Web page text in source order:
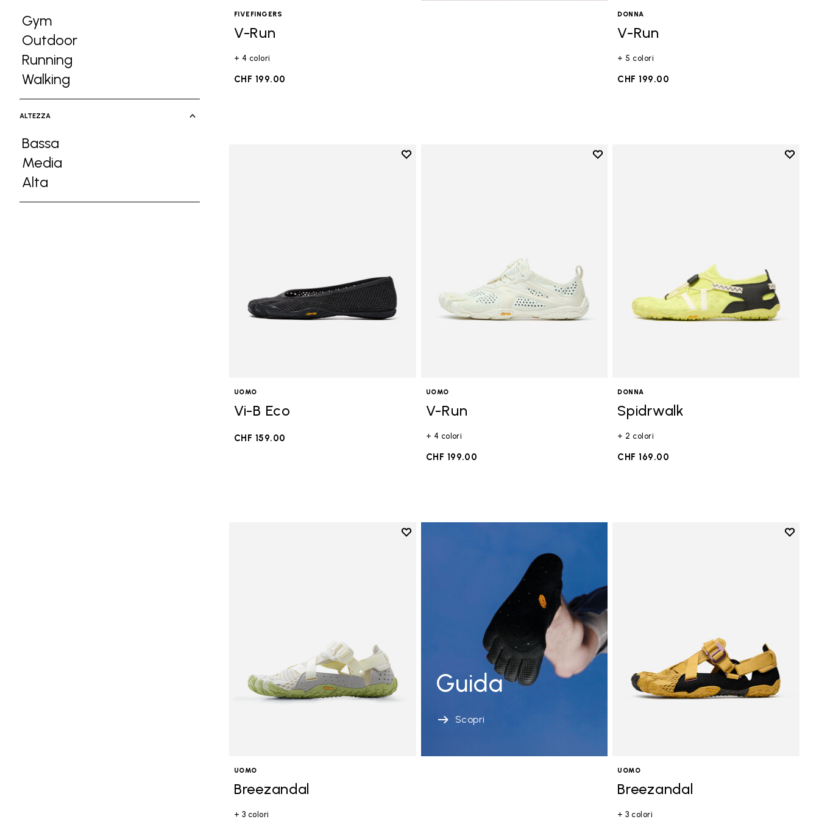
Gym
Refine by Attività: Gym
Outdoor
Refine by Attività: Outdoor
Running
Refine by Attività: Running
Walking
Refine by Attività: Walking
ALTEZZA
Bassa
Refine by Altezza: Bassa
Media
Refine by Altezza: Media
Alta
Refine by Altezza: Alta
FIVEFINGERS
V-Run
+ 4 colori
CHF 199.00
DONNA
V-Run
+ 5 colori
CHF 199.00
Add to wishlist
UOMO
Vi-B Eco
CHF 159.00
Add to wishlist
UOMO
V-Run
+ 4 colori
CHF 199.00
Add to
DONNA
Spidrwalk
+ 2 colori
CHF 169.00
Add to wishlist
UOMO
Breezandal
+ 3 colori
Guida
Scopri
Add to
UOMO
Breezandal
+ 3 colori